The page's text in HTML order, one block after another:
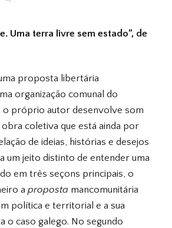
Uma terra livre sem estado”, de
proposta libertária
organização comunal do
o próprio autor desenvolve som
coletiva que está ainda por
de ideias, histórias e desejos
um jeito distinto de entender uma
em três seçons principais, o
a proposta mancomunitária
política e territorial e a sua
o caso galego. No segundo